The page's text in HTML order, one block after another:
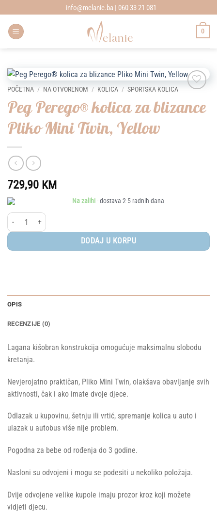
to
content
info@melanie.ba | 060 33 21 081
0
wishlist
POČETNA / NA OTVORENOM / KOLICA / SPORTSKA KOLICA
Peg Perego® kolica za blizance
Pliko Mini Twin, Yellow
729,90 KM
Na zalihi- dostava 2-5 radnih dana
Peg Perego® kolica za blizance Pliko Mini Twin, Yellow količina
DODAJ U KORPU
OPIS
RECENZIJE (0)
Lagana kišobran konstrukcija omogućuje maksimalnu slobodu
kretanja.
Nevjerojatno praktičan, Pliko Mini Twin, olakšava obavljanje svih
aktivnosti, čak i ako imate dvoje djece.
Odlazak u kupovinu, šetnju ili vrtić, spremanje kolica u auto i
ulazak u autobus više nije problem.
Pogodna za bebe od rođenja do 3 godine.
Nasloni su odvojeni i mogu se podesiti u nekoliko položaja.
Dvije odvojene velike kupole imaju prozor kroz koji možete
vidjeti djecu.